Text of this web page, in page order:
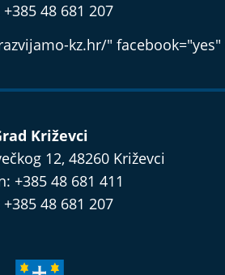
+385 48 681 207
kz.hr/"
Križevci
12, 48260 Križevci
+385 48 681 411
+385 48 681 207